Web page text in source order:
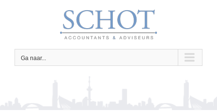
Ga naar...